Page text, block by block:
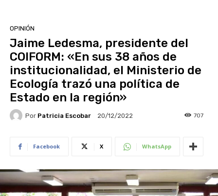
OPINIÓN
Jaime Ledesma, presidente del
COIFORM: «En sus 38 años de
institucionalidad, el Ministerio de
Ecología trazó una política de
Estado en la región»
Por Patricia Escobar 20/12/2022 707
Facebook X WhatsApp